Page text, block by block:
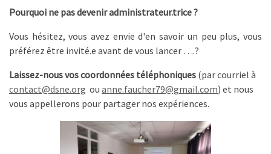
Pourquoi ne pas devenir administrateur.trice ?
Vous hésitez, vous avez envie d'en savoir un peu plus, vous
préférez être invité.e avant de vous lancer ….?
Laissez-nous vos coordonnées téléphoniques (par courriel à
contact@dsne.org ou anne.faucher79@gmail.com) et nous
vous appellerons pour partager nos expériences.